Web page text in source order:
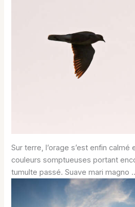
Sur terre, l’orage s’est enfin
couleurs somptueuses portant
tumulte passé. Suave mari magno